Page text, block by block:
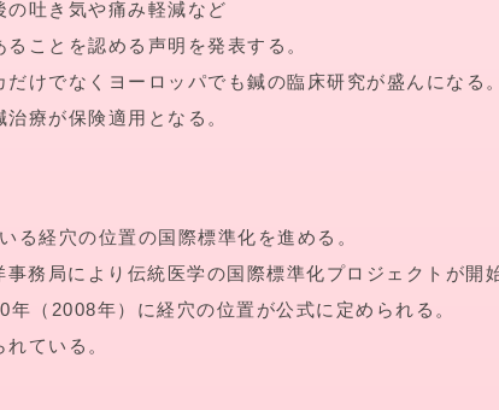
の吐き気や痛み軽減など
ことを認める声明を発表する。
けでなくヨーロッパでも鍼の臨床研究が盛んになる。
療が保険適用となる。
る経穴の位置の国際標準化を進める。
務局により伝統医学の国際標準化プロジェクトが開
（2008年）に経穴の位置が公式に定められる。
ている。